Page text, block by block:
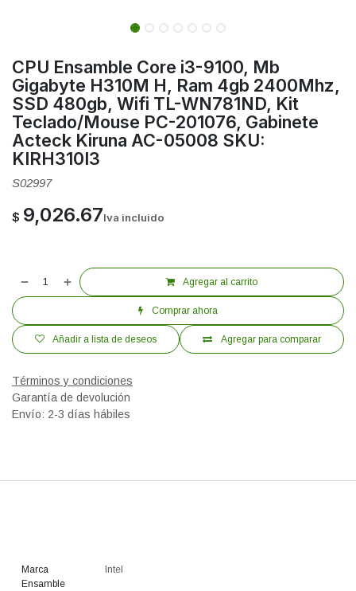
CPU Ensamble Core i3-9100, Mb
Gigabyte H310M H, Ram 4gb 2400Mhz,
SSD 480gb, Wifi TL-WN781ND, Kit
Teclado/Mouse PC-201076, Gabinete
Acteck Kiruna AC-05008 SKU:
KIRH310I3
S02997
$ 9,026.67Iva incluido
Agregar al carrito
Comprar ahora
Agregar para comparar
Añadir a lista de deseos
Términos y condiciones
Garantía de devolución
Envío: 2-3 días hábiles
Marca
Ensamble
Intel